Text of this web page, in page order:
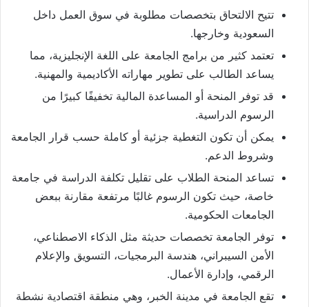
تتيح الالتحاق بتخصصات مطلوبة في سوق العمل داخل
السعودية وخارجها.
تعتمد كثير من برامج الجامعة على اللغة الإنجليزية، مما
يساعد الطالب على تطوير مهاراته الأكاديمية والمهنية.
قد توفر المنحة أو المساعدة المالية تخفيفًا كبيرًا من
الرسوم الدراسية.
يمكن أن تكون التغطية جزئية أو كاملة حسب قرار الجامعة
وشروط الدعم.
تساعد المنحة الطلاب على تقليل تكلفة الدراسة في جامعة
خاصة، حيث تكون الرسوم غالبًا مرتفعة مقارنة ببعض
الجامعات الحكومية.
توفر الجامعة تخصصات حديثة مثل الذكاء الاصطناعي،
الأمن السيبراني، هندسة البرمجيات، التسويق والإعلام
الرقمي، وإدارة الأعمال.
تقع الجامعة في مدينة الخبر، وهي منطقة اقتصادية نشطة